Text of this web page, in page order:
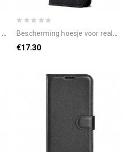
bescherming hoesje voor realme c35 folio-hoesje denimtextuur
€17.30